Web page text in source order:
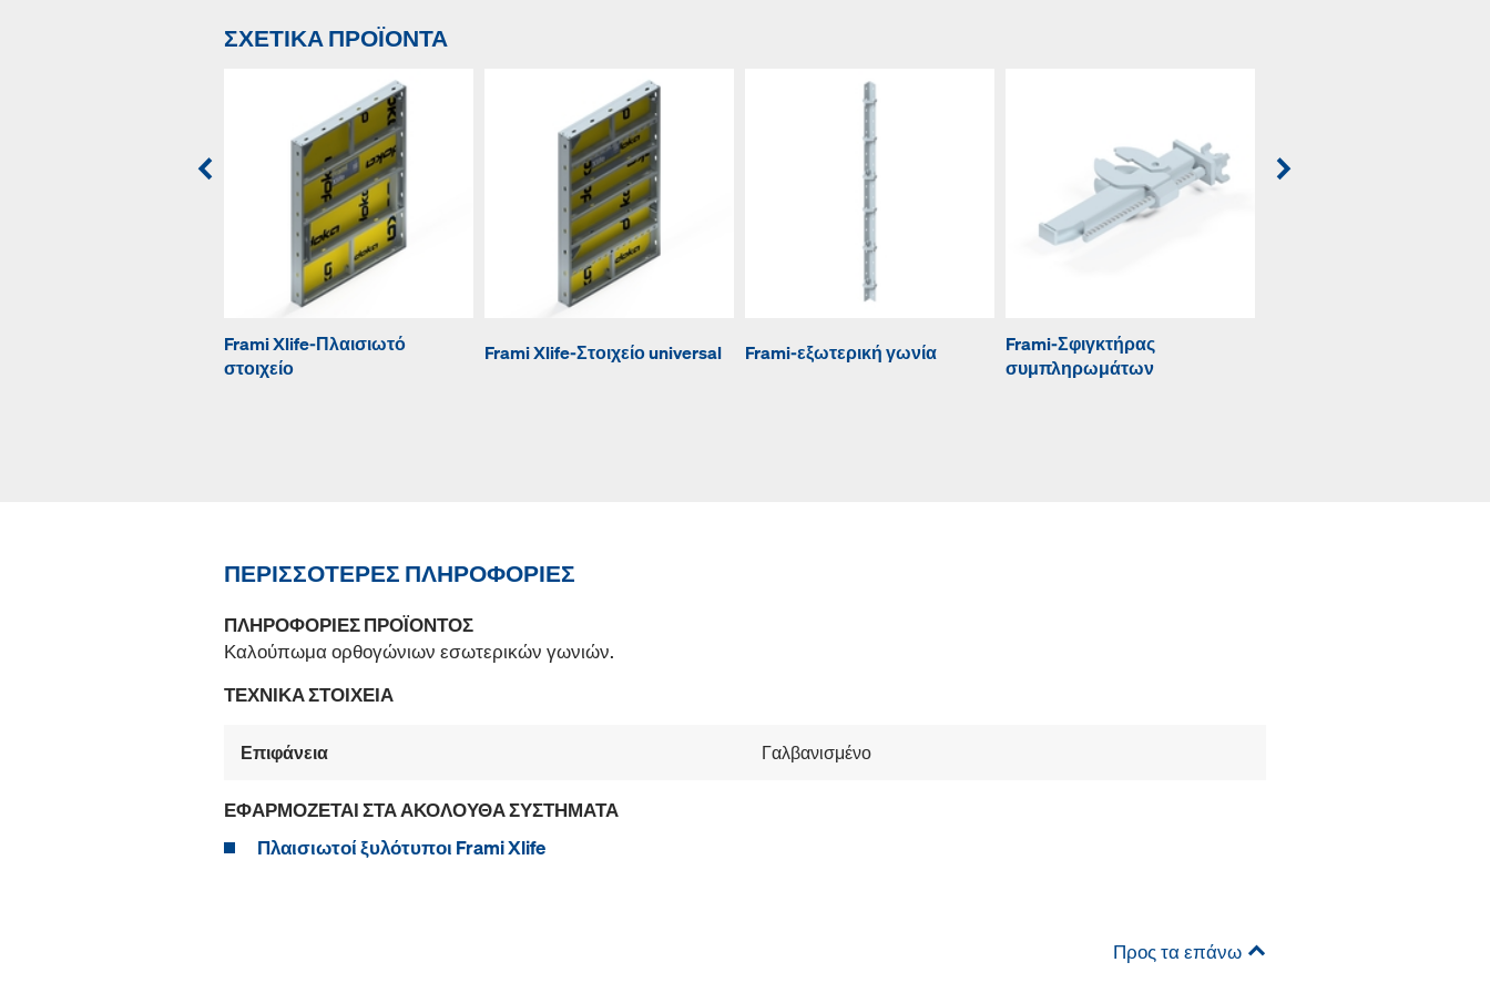
ΣΧΕΤΙΚΆ ΠΡΟΪΌΝΤΑ
Frami Xlife-Πλαισιωτό
στοιχείο
Frami Xlife-Στοιχείο universal Frami-εξωτερική γωνία
Frami-Σφιγκτήρας
συμπληρωμάτων
ΠΕΡΙΣΣΌΤΕΡΕΣ ΠΛΗΡΟΦΟΡΊΕΣ
ΠΛΗΡΟΦΟΡΊΕΣ ΠΡΟΪΌΝΤΟΣ
Καλούπωμα ορθογώνιων εσωτερικών γωνιών.
ΤΕΧΝΙΚΆ ΣΤΟΙΧΕΊΑ
Επιφάνεια Γαλβανισμένο
ΕΦΑΡΜΌΖΕΤΑΙ ΣΤΑ ΑΚΌΛΟΥΘΑ ΣΥΣΤΉΜΑΤΑ
Πλαισιωτοί ξυλότυποι Frami Xlife
Προς τα επάνω